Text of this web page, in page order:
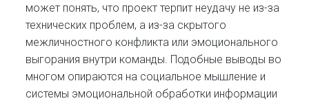
может понять, что проект терпит неудачу не из-за
технических проблем, а из-за скрытого
межличностного конфликта или эмоционального
выгорания внутри команды. Подобные выводы во
многом опираются на социальное мышление и
системы эмоциональной обработки информации